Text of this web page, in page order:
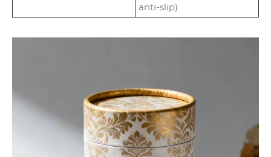
anti-slip)